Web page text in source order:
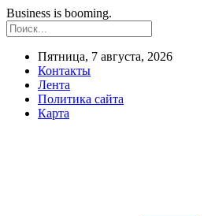
Business is booming.
Пятница, 7 августа, 2026
Контакты
Лента
Политика сайта
Карта